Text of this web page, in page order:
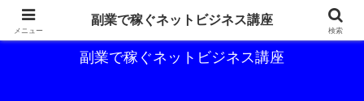
副業で稼ぐためのネットビジネス講座を公開しております。
副業で稼ぐネットビジネス講座
メニュー
副業で稼ぐネットビジネス講座
検索